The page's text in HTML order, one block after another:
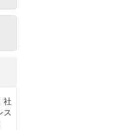
社
ス